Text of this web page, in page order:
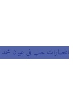
حلب في عيون محمد